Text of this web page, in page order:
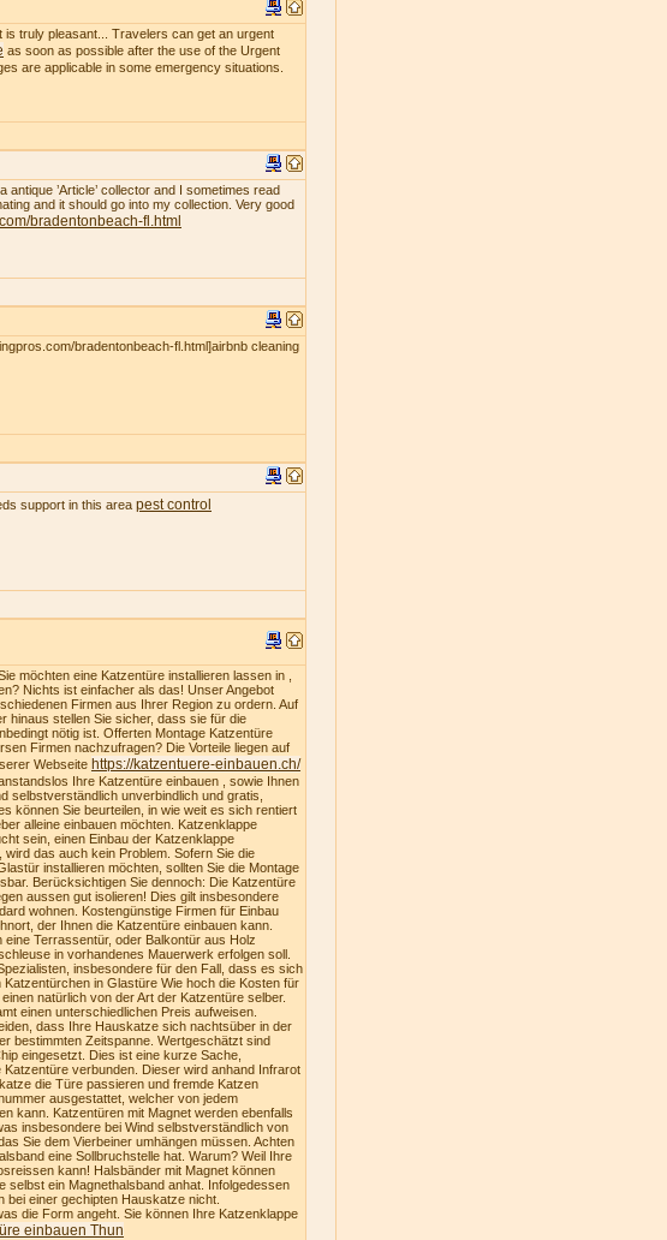
truly pleasant... Travelers can get an urgent
as soon as possible after the use of the Urgent
are applicable in some emergency situations.
’Article’ collector and I sometimes read
and it should go into my collection. Very good
bradentonbeach-fl.html
bradentonbeach-fl.html]airbnb cleaning
support in this area pest control
möchten eine Katzentüre installieren lassen in ,
Nichts ist einfacher als das! Unser Angebot
Firmen aus Ihrer Region zu ordern. Auf
hinaus stellen Sie sicher, dass sie für die
nötig ist. Offerten Montage Katzentüre
Firmen nachzufragen? Die Vorteile liegen auf
Webseite https://katzentuere-einbauen.ch/
Ihre Katzentüre einbauen , sowie Ihnen
selbstverständlich unverbindlich und gratis,
können Sie beurteilen, in wie weit es sich rentiert
alleine einbauen möchten. Katzenklappe
sein, einen Einbau der Katzenklappe
das auch kein Problem. Sofern Sie die
installieren möchten, sollten Sie die Montage
Berücksichtigen Sie dennoch: Die Katzentüre
aussen gut isolieren! Dies gilt insbesondere
wohnen. Kostengünstige Firmen für Einbau
der Ihnen die Katzentüre einbauen kann.
Terrassentür, oder Balkontür aus Holz
in vorhandenes Mauerwerk erfolgen soll.
insbesondere für den Fall, dass es sich
in Glastüre Wie hoch die Kosten für
natürlich von der Art der Katzentüre selber.
einen unterschiedlichen Preis aufweisen.
dass Ihre Hauskatze sich nachtsüber in der
bestimmten Zeitspanne. Wertgeschätzt sind
eingesetzt. Dies ist eine kurze Sache,
verbunden. Dieser wird anhand Infrarot
die Türe passieren und fremde Katzen
ausgestattet, welcher von jedem
kann. Katzentüren mit Magnet werden ebenfalls
insbesondere bei Wind selbstverständlich von
Sie dem Vierbeiner umhängen müssen. Achten
eine Sollbruchstelle hat. Warum? Weil Ihre
kann! Halsbänder mit Magnet können
ein Magnethalsband anhat. Infolgedessen
einer gechipten Hauskatze nicht.
die Form angeht. Sie können Ihre Katzenklappe
einbauen Thun